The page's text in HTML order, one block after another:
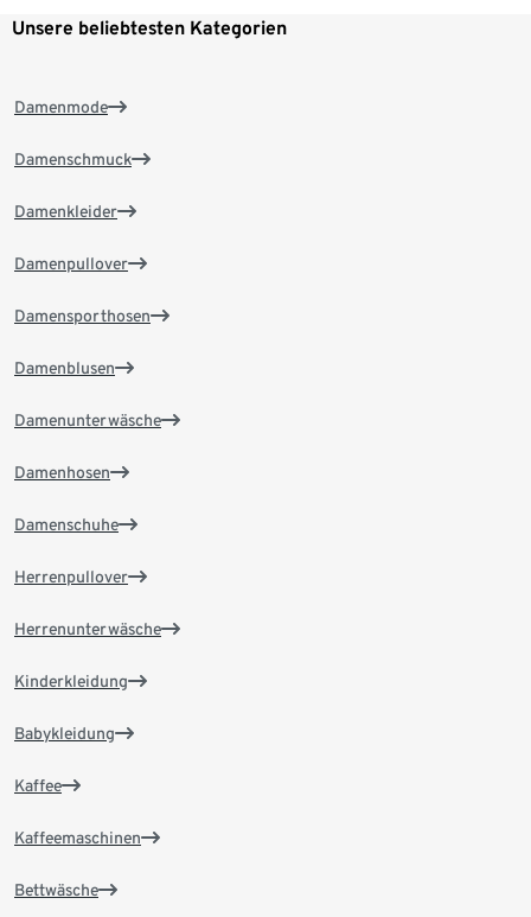
Unsere beliebtesten Kategorien
Damenmode
Damenschmuck
Damenkleider
Damenpullover
Damensporthosen
Damenblusen
Damenunterwäsche
Damenhosen
Damenschuhe
Herrenpullover
Herrenunterwäsche
Kinderkleidung
Babykleidung
Kaffee
Kaffeemaschinen
Bettwäsche